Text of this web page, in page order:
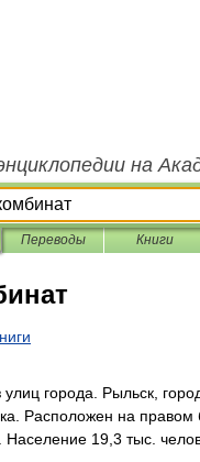
на
Переводы Книги
города. Рыльск,
Расположен на
19,3 тыс.